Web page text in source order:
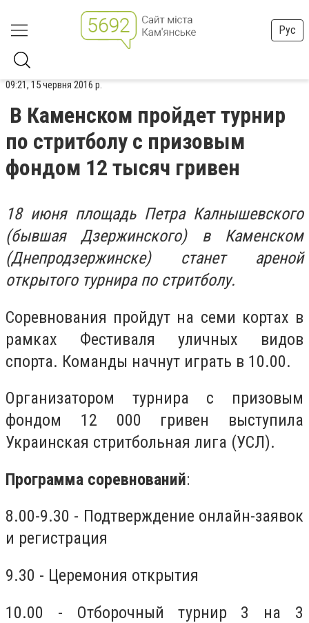
Рус
09:21, 15 червня 2016 р.
В Каменском пройдет турнир
по стритболу с призовым
фондом 12 тысяч гривен
18 июня площадь Петра Калнышевского
(бывшая Дзержинского) в Каменском
(Днепродзержинске) станет ареной
открытого турнира по стритболу.
Соревнования пройдут на семи кортах в
рамках Фестиваля уличных видов
спорта. Команды начнут играть в 10.00.
Организатором турнира с призовым
фондом 12 000 гривен выступила
Украинская стритбольная лига (УСЛ).
Программа соревнований:
8.00-9.30 - Подтверждение онлайн-заявок
и регистрация
9.30 - Церемония открытия
10.00 - Отборочный турнир 3 на 3